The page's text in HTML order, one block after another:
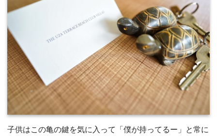
子供はこの亀の鍵を気に入って「僕が持ってるー」と常に